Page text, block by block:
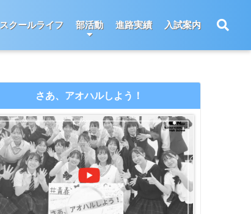
スクールライフ 部活動 進路実績 入試案内
さあ、アオハルしよう！